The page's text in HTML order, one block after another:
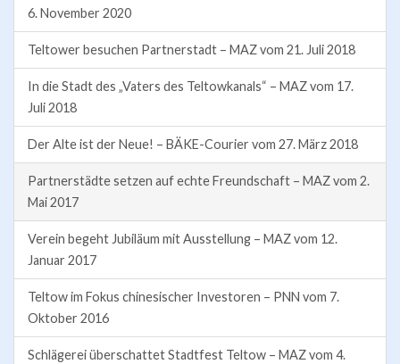
6. November 2020
Teltower besuchen Partnerstadt – MAZ vom 21. Juli 2018
In die Stadt des „Vaters des Teltowkanals“ – MAZ vom 17.
Juli 2018
Der Alte ist der Neue! – BÄKE-Courier vom 27. März 2018
Partnerstädte setzen auf echte Freundschaft – MAZ vom 2.
Mai 2017
Verein begeht Jubiläum mit Ausstellung – MAZ vom 12.
Januar 2017
Teltow im Fokus chinesischer Investoren – PNN vom 7.
Oktober 2016
Schlägerei überschattet Stadtfest Teltow – MAZ vom 4.